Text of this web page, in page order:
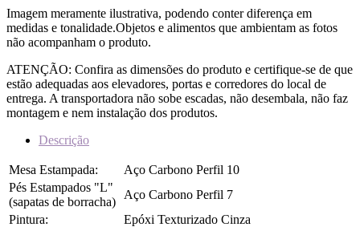
Imagem meramente ilustrativa, podendo conter diferença em
medidas e tonalidade.Objetos e alimentos que ambientam as fotos
não acompanham o produto.
ATENÇÃO: Confira as dimensões do produto e certifique-se de que
estão adequadas aos elevadores, portas e corredores do local de
entrega. A transportadora não sobe escadas, não desembala, não faz
montagem e nem instalação dos produtos.
Descrição
Mesa Estampada:
Aço Carbono Perfil 10
Pés Estampados "L"
(sapatas de borracha)
Aço Carbono Perfil 7
Pintura:
Epóxi Texturizado Cinza